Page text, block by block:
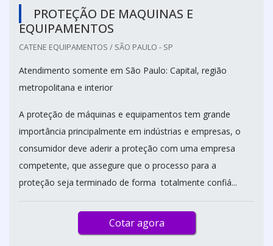
PROTEÇÃO DE MAQUINAS E
EQUIPAMENTOS
CATENE EQUIPAMENTOS / SÃO PAULO - SP
Atendimento somente em São Paulo: Capital, região
metropolitana e interior
A proteção de máquinas e equipamentos tem grande
importância principalmente em indústrias e empresas, o
consumidor deve aderir a proteção com uma empresa
competente, que assegure que o processo para a
proteção seja terminado de forma totalmente confiá...
Cotar agora